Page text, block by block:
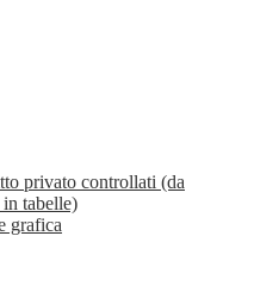
privato controllati (da
tabelle)
grafica